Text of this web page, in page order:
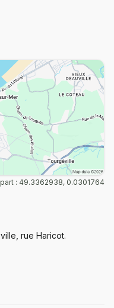
: 49.3362938, 0.0301764
rue Haricot.